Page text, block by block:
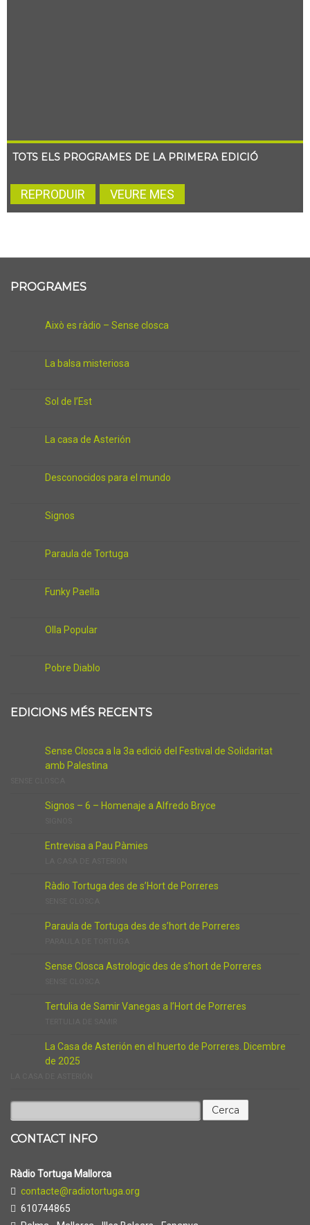
TOTS ELS PROGRAMES DE LA PRIMERA EDICIÓ
REPRODUIR VEURE MES
PROGRAMES
Això es ràdio – Sense closca
La balsa misteriosa
Sol de l’Est
La casa de Asterión
Desconocidos para el mundo
Signos
Paraula de Tortuga
Funky Paella
Olla Popular
Pobre Diablo
EDICIONS MÉS RECENTS
Sense Closca a la 3a edició del Festival de Solidaritat
amb Palestina
Signos – 6 – Homenaje a Alfredo Bryce
Entrevisa a Pau Pàmies
Ràdio Tortuga des de s’Hort de Porreres
Paraula de Tortuga des de s’hort de Porreres
Sense Closca Astrologic des de s’hort de Porreres
Tertulia de Samir Vanegas a l’Hort de Porreres
La Casa de Asterión en el huerto de Porreres. Dicembre
de 2025
Cerca:
CONTACT INFO
Ràdio Tortuga Mallorca
contacte@radiotortuga.org
610744865